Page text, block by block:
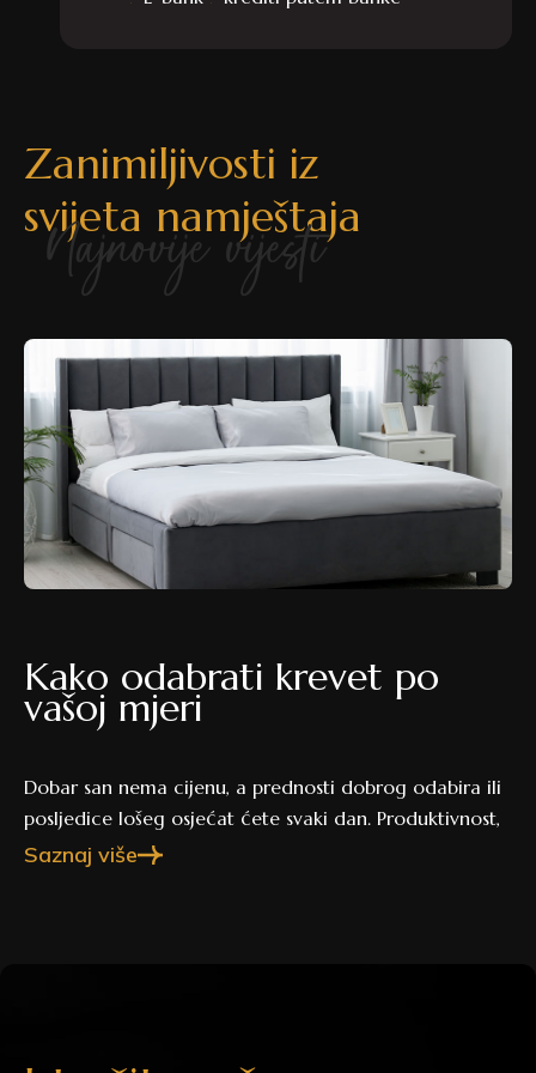
Zanimiljivosti iz
svijeta namještaja
Najnovije vijesti
Kako odabrati krevet po
vašoj mjeri
Dobar san nema cijenu, a prednosti dobrog odabira ili
posljedice lošeg osjećat ćete svaki dan. Produktivnost,
raspoloženje, bolovi u leđima, neispavanost, kvaliteta
standardnih dimenzija, a neki proizvođači nude i
Saznaj više